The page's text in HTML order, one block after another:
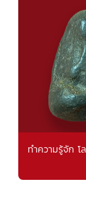
ทำความรู้จัก โ